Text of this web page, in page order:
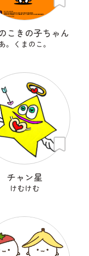
こきの子ちゃん
。くまのこ。
チャン星
けむけむ